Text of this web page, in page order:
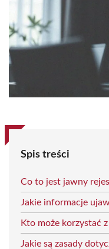
Spis treści
Co to jest jawny
Jakie informacje
Kto może korzystać
Jakie są zasady